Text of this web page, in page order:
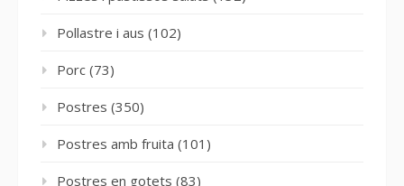
Pollastre i aus (102)
Porc (73)
Postres (350)
Postres amb fruita (101)
Postres en gotets (83)